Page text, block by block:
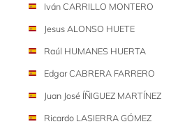
Iván CARRILLO MONTERO
Jesus ALONSO HUETE
Raúl HUMANES HUERTA
Edgar CABRERA FARRERO
Juan José ÍÑIGUEZ MARTÍNEZ
Ricardo LASIERRA GÓMEZ